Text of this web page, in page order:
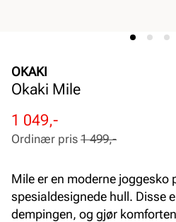
OKAKI
Okaki Mile
Rabattert
pris
1 049,-
Ordinær
pris
Ordinær pris 1 499,-
Mile er en moderne joggesko
spesialdesignede hull. Disse
dempingen, og gjør